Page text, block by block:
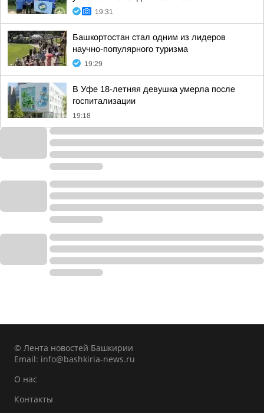
19:31
Башкортостан стал одним из лидеров
научно-популярного туризма
19:29
В Уфе 18-летняя девушка умерла после
госпитализации
19:18
© Лента новостей Башкирии
Email: info@bashkiria-news.ru
О нас
Контакты